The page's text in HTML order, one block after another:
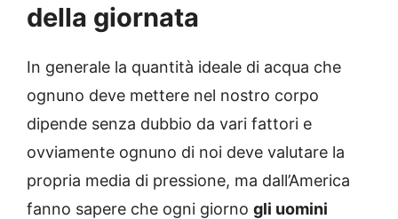
della giornata
In generale la quantità ideale di acqua che
ognuno deve mettere nel nostro corpo
dipende senza dubbio da vari fattori e
ovviamente ognuno di noi deve valutare la
propria media di pressione, ma dall’America
fanno sapere che ogni giorno gli uomini